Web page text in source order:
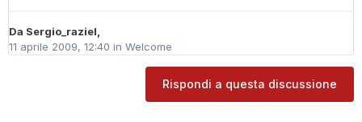
Da Sergio_raziel,
11 aprile 2009, 12:40 in Welcome
Rispondi a questa discussione